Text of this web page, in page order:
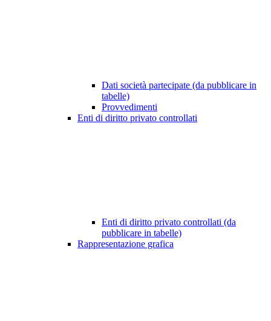
Dati società partecipate (da pubblicare in
tabelle)
Provvedimenti
Enti di diritto privato controllati
Enti di diritto privato controllati (da
pubblicare in tabelle)
Rappresentazione grafica